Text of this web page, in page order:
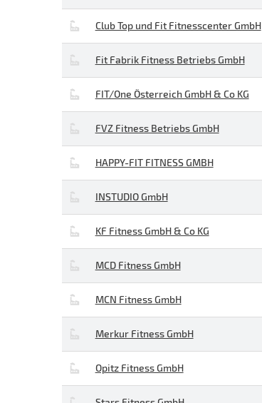
Club Top und Fit Fitnesscenter GmbH
Fit Fabrik Fitness Betriebs GmbH
FIT/One Österreich GmbH & Co KG
FVZ Fitness Betriebs GmbH
HAPPY-FIT FITNESS GMBH
INSTUDIO GmbH
KF Fitness GmbH & Co KG
MCD Fitness GmbH
MCN Fitness GmbH
Merkur Fitness GmbH
Opitz Fitness GmbH